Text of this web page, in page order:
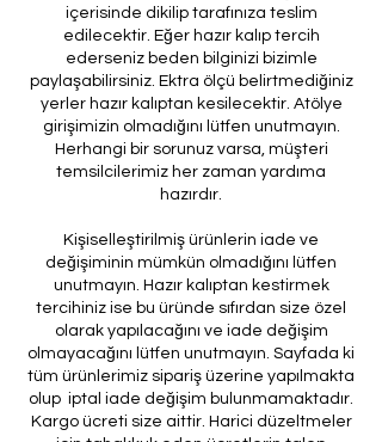
içerisinde dikilip tarafınıza teslim
edilecektir. Eğer hazır kalıp tercih
ederseniz beden bilginizi bizimle
paylaşabilirsiniz. Ektra ölçü belirtmediğiniz
yerler hazır kalıptan kesilecektir. Atölye
girişimizin olmadığını lütfen unutmayın.
Herhangi bir sorunuz varsa, müşteri
temsilcilerimiz her zaman yardıma
hazırdır.
Kişiselleştirilmiş ürünlerin iade ve
değişiminin mümkün olmadığını lütfen
unutmayın. Hazır kalıptan kestirmek
tercihiniz ise bu üründe sıfırdan size özel
olarak yapılacağını ve iade değişim
olmayacağını lütfen unutmayın. Sayfada ki
tüm ürünlerimiz sipariş üzerine yapılmakta
olup iptal iade değişim bulunmamaktadır.
Kargo ücreti size aittir. Harici düzeltmeler